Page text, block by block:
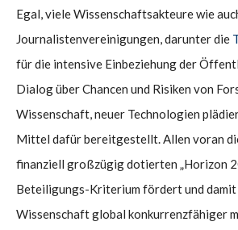
Egal, viele Wissenschaftsakteure wie
Journalistenvereinigungen, darunter die
für die intensive Einbeziehung der
Dialog über Chancen und Risiken von
Wissenschaft, neuer Technologien
Mittel dafür bereitgestellt. Allen voran
finanziell großzügig dotierten „Horizon
Beteiligungs-Kriterium fördert und damit
Wissenschaft global konkurrenzfähiger